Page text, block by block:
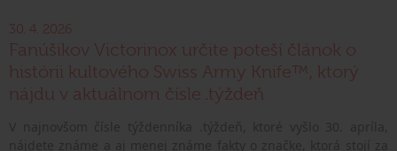
30. 4. 2026
Fanúšikov Victorinox určite poteší článok o
histórii kultového Swiss Army Knife™, ktorý
nájdu v aktuálnom čísle .týždeň